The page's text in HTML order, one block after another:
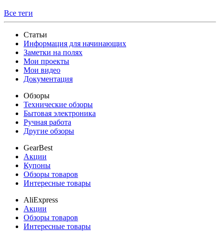
Все теги
Статьи
Информация для начинающих
Заметки на полях
Мои проекты
Мои видео
Документация
Обзоры
Технические обзоры
Бытовая электроника
Ручная работа
Другие обзоры
GearBest
Акции
Купоны
Обзоры товаров
Интересные товары
AliExpress
Акции
Обзоры товаров
Интересные товары